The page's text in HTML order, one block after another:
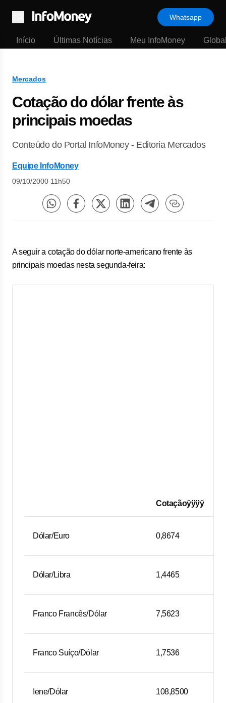
Menu
Whatsapp
Início Últimas Notícias Meu InfoMoney
Mercados
Cotação do dólar frente às
principais moedas
Conteúdo do Portal InfoMoney - Editoria Mercados
Equipe InfoMoney
09/10/2000 11h50
A seguir a cotação do dólar norte-americano frente às
principais moedas nesta segunda-feira:
Cotaçãoÿÿÿÿ
Dólar/Euro 0,8674
Dólar/Libra 1,4465
Franco Francês/Dólar 7,5623
Franco Suíço/Dólar 1,7536
Iene/Dólar 108,8500